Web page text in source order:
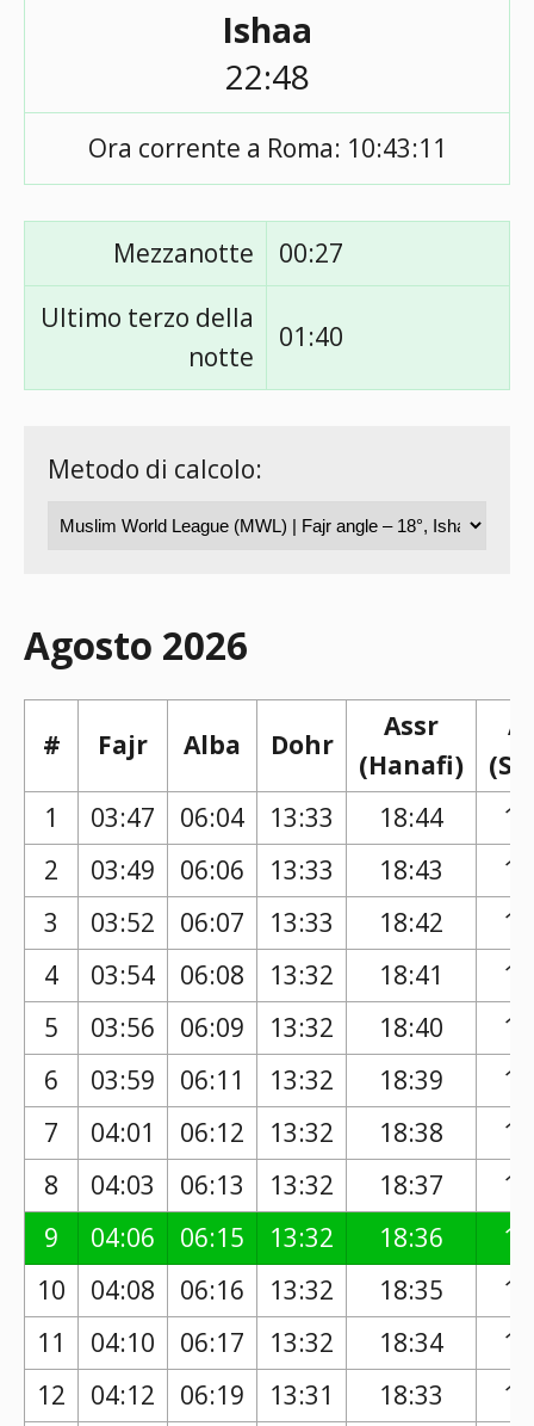
Ishaa
22:48
Ora corrente a Roma: 10:43:11
Mezzanotte
00:27
Ultimo terzo della
notte
01:40
Metodo di calcolo:
Agosto 2026
# Fajr Alba Dohr
Assr
(Hanafi)
1
03:47 06:04 13:33 18:44
2
03:49 06:06 13:33 18:43
3
03:52 06:07 13:33 18:42
4
03:54 06:08 13:32 18:41
5
03:56 06:09 13:32 18:40
6
03:59 06:11 13:32 18:39
7
04:01 06:12 13:32 18:38
8
04:03 06:13 13:32 18:37
9
04:06 06:15 13:32 18:36
10
04:08 06:16 13:32 18:35
11
04:10 06:17 13:32 18:34
12
04:12 06:19 13:31 18:33